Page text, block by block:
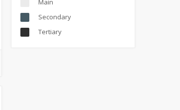
Main
Secondary
Tertiary